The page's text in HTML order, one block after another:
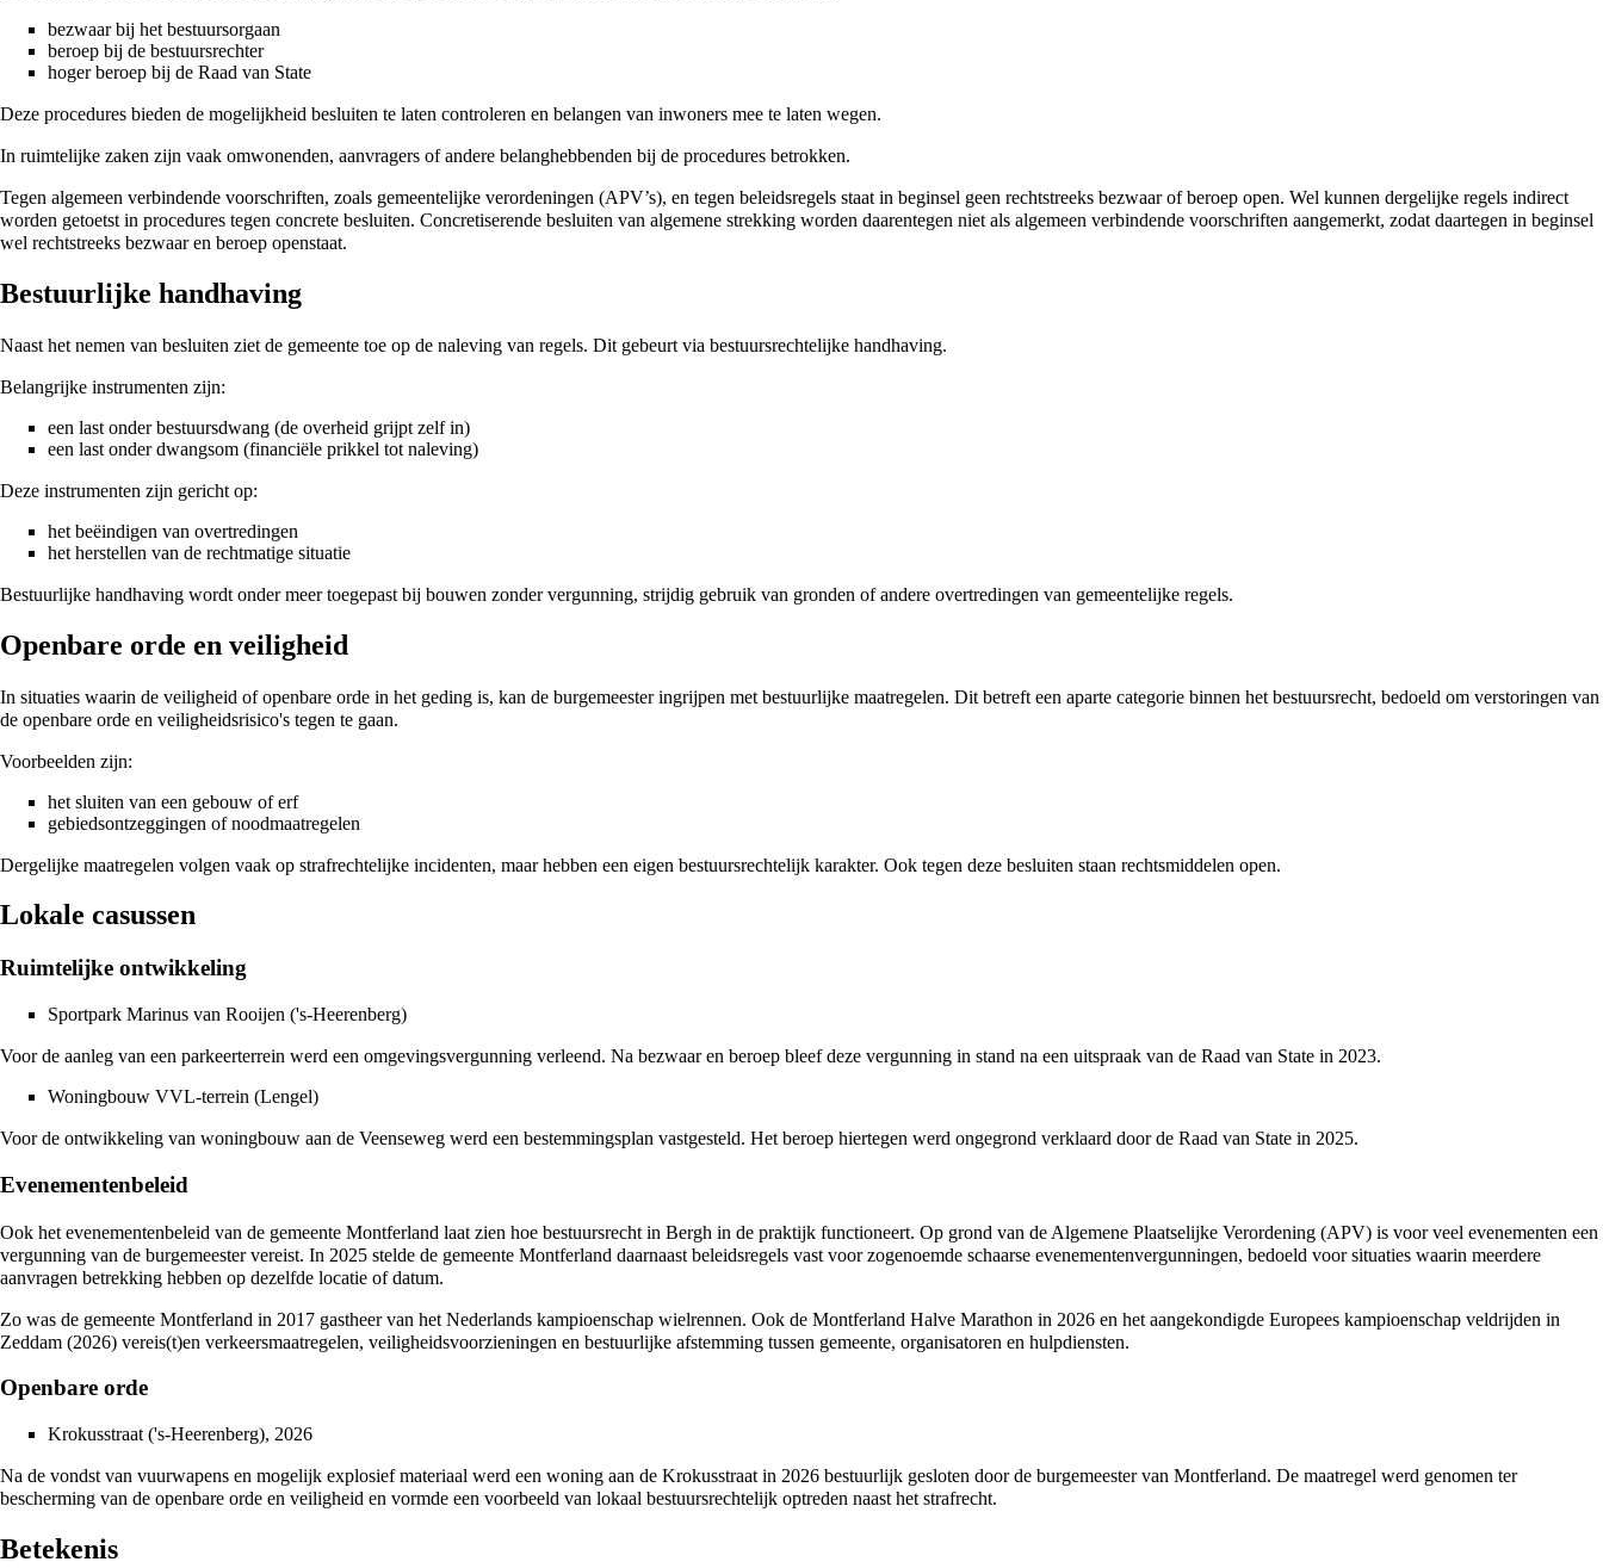
bezwaar bij het bestuursorgaan
beroep bij de bestuursrechter
hoger beroep bij de Raad van State
Deze procedures bieden de mogelijkheid besluiten te laten controleren en belangen van inwoners mee te laten wegen.
In ruimtelijke zaken zijn vaak omwonenden, aanvragers of andere belanghebbenden bij de procedures betrokken.
Tegen algemeen verbindende voorschriften, zoals gemeentelijke verordeningen (APV’s), en tegen beleidsregels staat in beginsel geen rechtstreeks bezwaar of beroep open. Wel kunnen dergelijke regels indirect
worden getoetst in procedures tegen concrete besluiten. Concretiserende besluiten van algemene strekking worden daarentegen niet als algemeen verbindende voorschriften aangemerkt, zodat daartegen in beginsel
wel rechtstreeks bezwaar en beroep openstaat.
Bestuurlijke handhaving
Naast het nemen van besluiten ziet de gemeente toe op de naleving van regels. Dit gebeurt via bestuursrechtelijke handhaving.
Belangrijke instrumenten zijn:
een last onder bestuursdwang (de overheid grijpt zelf in)
een last onder dwangsom (financiële prikkel tot naleving)
Deze instrumenten zijn gericht op:
het beëindigen van overtredingen
het herstellen van de rechtmatige situatie
Bestuurlijke handhaving wordt onder meer toegepast bij bouwen zonder vergunning, strijdig gebruik van gronden of andere overtredingen van gemeentelijke regels.
Openbare orde en veiligheid
In situaties waarin de veiligheid of openbare orde in het geding is, kan de burgemeesteringrijpen met bestuurlijke maatregelen. Dit betreft een aparte categorie binnen het bestuursrecht, bedoeld om verstoringen van
de openbare orde en veiligheidsrisico's tegen te gaan.
Voorbeelden zijn:
het sluiten van een gebouw of erf
gebiedsontzeggingen of noodmaatregelen
Dergelijke maatregelen volgen vaak op strafrechtelijke incidenten, maar hebben een eigen bestuursrechtelijk karakter. Ook tegen deze besluiten staan rechtsmiddelen open.
Lokale casussen
Ruimtelijke ontwikkeling
Sportpark Marinus van Rooijen ('s-Heerenberg)
Voor de aanleg van een parkeerterrein werd een omgevingsvergunning verleend. Na bezwaar en beroep bleef deze vergunning in stand na een uitspraak van de Raad van State in 2023.
Woningbouw VVL-terrein (Lengel)
Voor de ontwikkeling van woningbouw aan de Veenseweg werd een bestemmingsplan vastgesteld. Het beroep hiertegen werd ongegrond verklaard door de Raad van State in 2025.
Evenementenbeleid
Ook het evenementenbeleid van de gemeente Montferland laat zien hoe bestuursrecht in Bergh in de praktijk functioneert. Op grond van de Algemene Plaatselijke Verordening (APV) is voor veel evenementen een
vergunning van de burgemeester vereist. In 2025 stelde de gemeente Montferland daarnaast beleidsregels vast voor zogenoemde schaarse evenementenvergunningen, bedoeld voor situaties waarin meerdere
aanvragen betrekking hebben op dezelfde locatie of datum.
Zo was de gemeente Montferland in 2017 gastheer van het Nederlands kampioenschap wielrennen. Ook de Montferland Halve Marathon in 2026 en het aangekondigde Europees kampioenschap veldrijden in
Zeddam (2026) vereis(t)en verkeersmaatregelen, veiligheidsvoorzieningen en bestuurlijke afstemming tussen gemeente, organisatoren en hulpdiensten.
Openbare orde
Krokusstraat ('s-Heerenberg), 2026
Na de vondst van vuurwapens en mogelijk explosief materiaal werd een woning aan de Krokusstraat in 2026 bestuurlijk gesloten door de burgemeester van Montferland. De maatregel werd genomen ter
bescherming van de openbare orde en veiligheid en vormde een voorbeeld van lokaal bestuursrechtelijk optreden naast het strafrecht.
Betekenis